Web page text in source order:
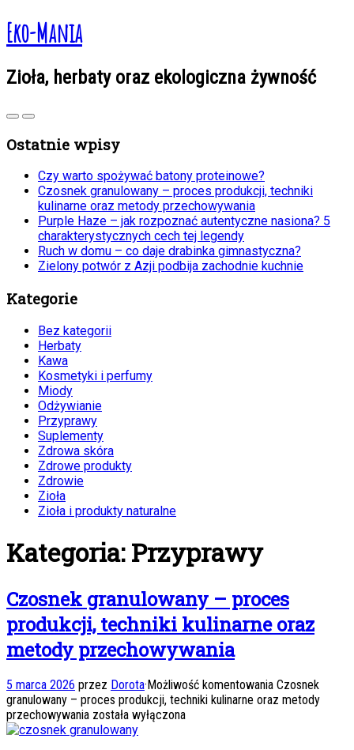
Eko-Mania
Zioła, herbaty oraz ekologiczna żywność
Ostatnie wpisy
Czy warto spożywać batony proteinowe?
Czosnek granulowany – proces produkcji, techniki
kulinarne oraz metody przechowywania
Purple Haze – jak rozpoznać autentyczne nasiona? 5
charakterystycznych cech tej legendy
Ruch w domu – co daje drabinka gimnastyczna?
Zielony potwór z Azji podbija zachodnie kuchnie
Kategorie
Bez kategorii
Herbaty
Kawa
Kosmetyki i perfumy
Miody
Odżywianie
Przyprawy
Suplementy
Zdrowa skóra
Zdrowe produkty
Zdrowie
Zioła
Zioła i produkty naturalne
Kategoria:Przyprawy
Czosnek granulowany – proces
produkcji, techniki kulinarne oraz
metody przechowywania
5 marca 2026 przez Dorota· Możliwość komentowania Czosnek
granulowany – proces produkcji, techniki kulinarne oraz metody
przechowywania została wyłączona